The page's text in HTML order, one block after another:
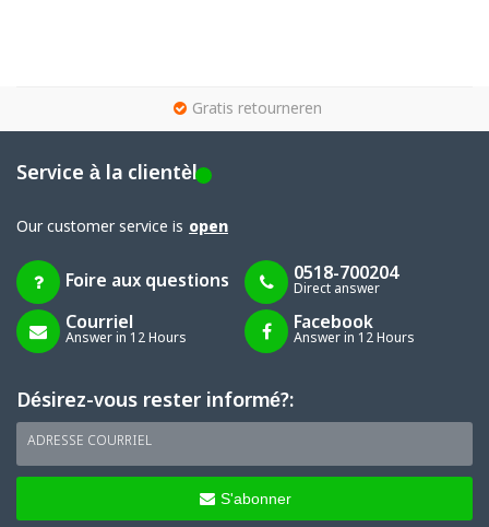
Gratis retourneren
Service à la clientèle
Our customer service is open
Foire aux questions 0518-700204
Direct answer
Courriel
Answer in 12 Hours
Facebook
Answer in 12 Hours
Désirez-vous rester informé?:
ADRESSE COURRIEL
S'abonner